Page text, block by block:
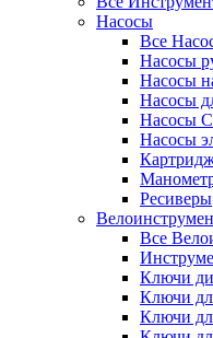
Насосы
Все
Насосы
Насосы
Насосы
Насосы
Насосы
Ресиверы
Все
Ключи
Ключи
Ключи